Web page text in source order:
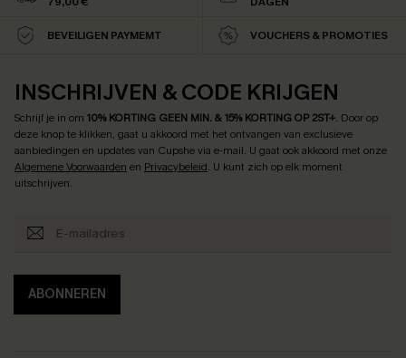
BEVEILIGEN PAYMEMT VOUCHERS & PROMOTIES
INSCHRIJVEN & CODE KRIJGEN
Schrijf je in om 10% KORTING GEEN MIN. & 15% KORTING OP 2ST+. Door op
deze knop te klikken, gaat u akkoord met het ontvangen van exclusieve
aanbiedingen en updates van Cupshe via e-mail. U gaat ook akkoord met onze
Algemene Voorwaarden en Privacybeleid. U kunt zich op elk moment
uitschrijven.
ABONNEREN